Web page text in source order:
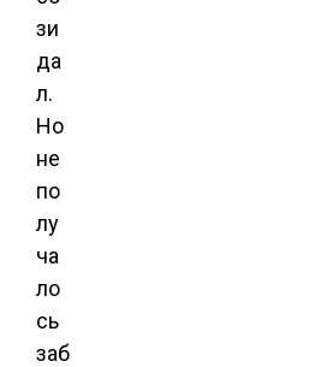
зи
да
л.
Но
не
по
лу
ча
ло
сь
заб